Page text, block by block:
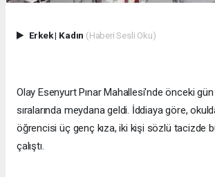
Erkek| Kadın (Haberi Sesli Oku)
Olay Esenyurt Pınar Mahallesi'nde önceki
sıralarında meydana geldi. İddiaya göre,
öğrencisi üç genç kıza, iki kişi sözlü tacizde
çalıştı.